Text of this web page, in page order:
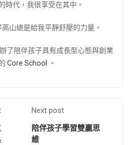
時代，我很享受在其中。
山總是給我平靜舒壓的力量。
了陪伴孩子具有成長型心態與創業
Core School 。
Next post
陪伴孩子學習雙贏思
維